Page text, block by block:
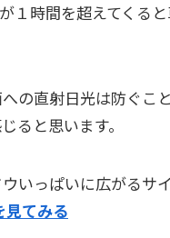
１時間を超えてくる
の直射日光は防ぐこ
ると思います。
いっぱいに広がるサ
見てみる